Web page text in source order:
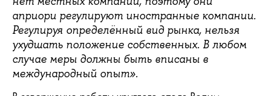
априори регулируют иностранные компании.
Регулируя определённый вид рынка, нельзя
ухудшать положение собственных. В любом
случае меры должны быть вписаны в
международный опыт».